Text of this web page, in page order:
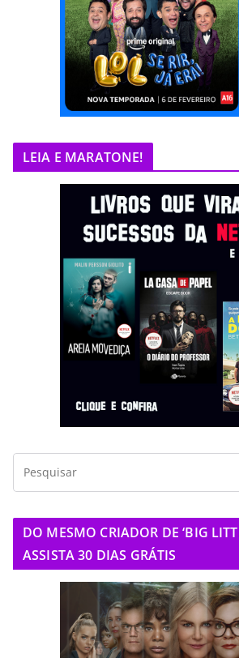
LEIA E MARATONE!
DO MESMO CRIADOR DE ‘BIG
ASSISTA 30 DIAS GRÁTIS